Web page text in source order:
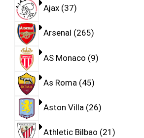
Ajax 37
Arsenal 265
AS Monaco 9
As Roma 45
Aston Villa 26
Athletic Bilbao 21